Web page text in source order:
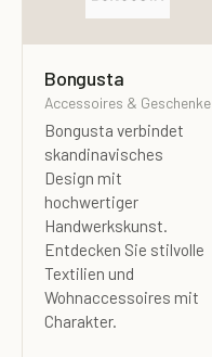
Bongusta
Accessoires & Geschenke
Bongusta verbindet
skandinavisches
Design mit
hochwertiger
Handwerkskunst.
Entdecken Sie stilvolle
Textilien und
Wohnaccessoires mit
Charakter.